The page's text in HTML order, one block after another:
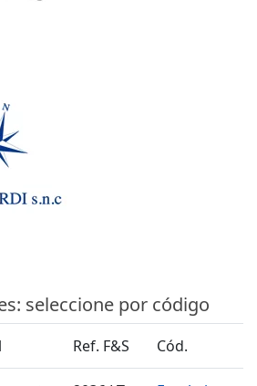
seleccione por código
Ref. F&S Cód.